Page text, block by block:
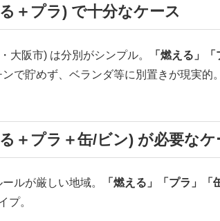
＋プラ) で十分なケース
大阪市) は分別がシンプル。 「燃える」
で貯めず、ベランダ等に別置きが現実的。
＋プラ＋缶/ビン) が必要なケ
ルが厳しい地域。 「燃える」「プラ」「
プ。